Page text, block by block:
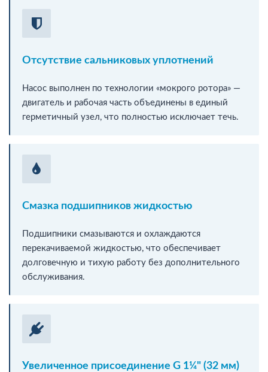
Отсутствие сальниковых уплотнений
Насос выполнен по технологии «мокрого ротора» —
двигатель и рабочая часть объединены в единый
герметичный узел, что полностью исключает течь.
Смазка подшипников жидкостью
Подшипники смазываются и охлаждаются
перекачиваемой жидкостью, что обеспечивает
долговечную и тихую работу без дополнительного
обслуживания.
Увеличенное присоединение G 1¼" (32 мм)